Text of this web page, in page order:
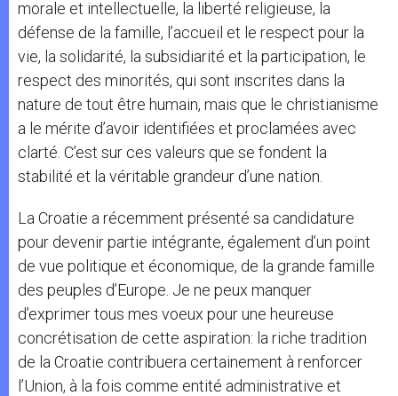
morale et intellectuelle, la liberté religieuse, la
défense de la famille, l’accueil et le respect pour la
vie, la solidarité, la subsidiarité et la participation, le
respect des minorités, qui sont inscrites dans la
nature de tout être humain, mais que le christianisme
a le mérite d’avoir identifiées et proclamées avec
clarté. C’est sur ces valeurs que se fondent la
stabilité et la véritable grandeur d’une nation.
La Croatie a récemment présenté sa candidature
pour devenir partie intégrante, également d’un point
de vue politique et économique, de la grande famille
des peuples d’Europe. Je ne peux manquer
d’exprimer tous mes voeux pour une heureuse
concrétisation de cette aspiration: la riche tradition
de la Croatie contribuera certainement à renforcer
l’Union, à la fois comme entité administrative et